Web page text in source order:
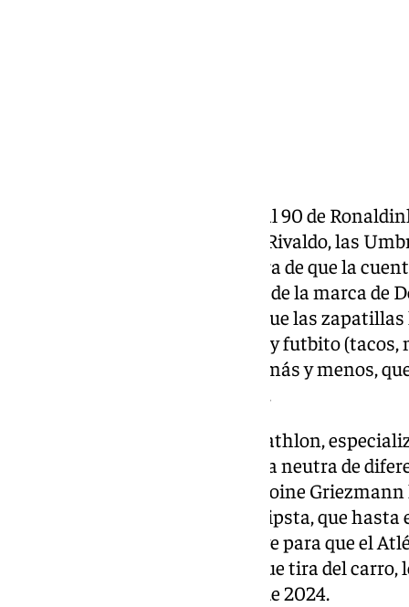
Las Joma Alfonso, las Nike Total 90 de
David Beckham, las Mizuno de Rivaldo, las
. A la espera de que la
pronuncie sobre esta nueva era de la marca de
Atlético de Madrid, lo cierto es que las
pachangas de peñas de fútbol 7 y futbito
salto al la élite. Calzarán, nada más y menos,
momento y de la última década.
La multinacional francesa Decathlon,
ser un multiusos con una marca neutra de
de la carrera del ‘Principito’. Antoine
patrio sumándose al barco de Kipsta, que
al fútbol peñero. El hombre clave para que el
cosas diferentes en ataque, el que tira del
que lleva usando desde finales de 2024.